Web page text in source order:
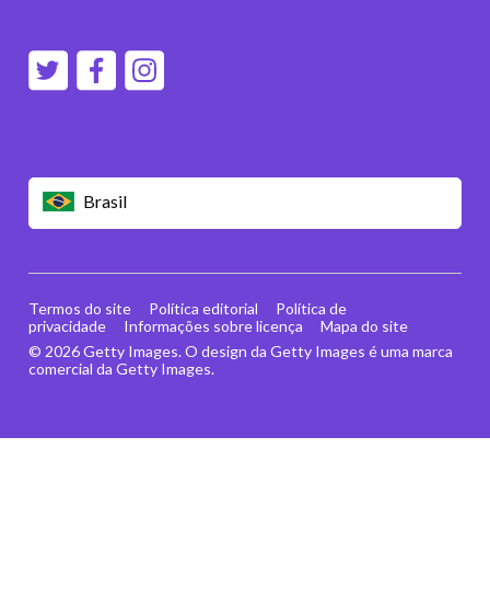
Brasil
© 2026 Getty Images. O design da Getty Images é uma marca
comercial da Getty Images.
Termos do site Política editorial
Política de
privacidade
Informações sobre licença Mapa do site